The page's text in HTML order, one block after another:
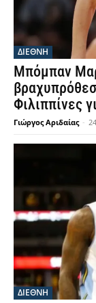
ΔΙΕΘΝΗ
Μπόμπαν
Φιλιππίνες
Γιώργος Αριδαίας -
ΔΙΕΘΝΗ